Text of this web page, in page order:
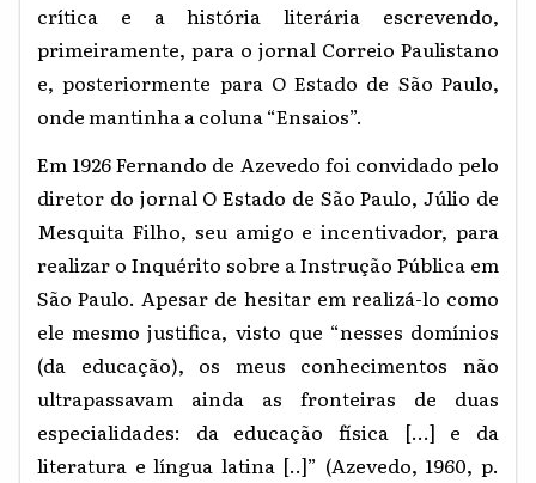
crítica e a história literária escrevendo,
primeiramente, para o jornal Correio Paulistano
e, posteriormente para O Estado de São Paulo,
onde mantinha a coluna “Ensaios”.
Em 1926 Fernando de Azevedo foi convidado pelo
diretor do jornal O Estado de São Paulo, Júlio de
Mesquita Filho, seu amigo e incentivador, para
realizar o Inquérito sobre a Instrução Pública em
São Paulo. Apesar de hesitar em realizá-lo como
ele mesmo justifica, visto que “nesses domínios
(da educação), os meus conhecimentos não
ultrapassavam ainda as fronteiras de duas
especialidades: da educação física [...] e da
literatura e língua latina [..]” (Azevedo, 1960, p.